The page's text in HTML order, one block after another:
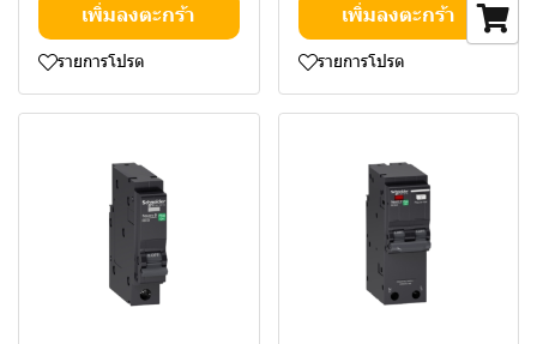
เพิ่มลงตะกร้า
รายการโปรด
เพิ่มลงตะกร้า
รายการโปรด